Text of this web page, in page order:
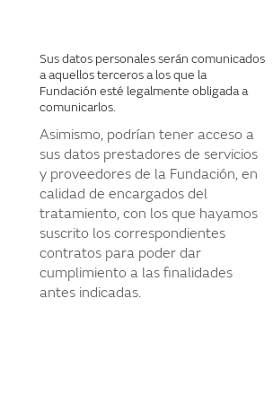
Sus datos personales serán comunicados
a aquellos terceros a los que la
Fundación esté legalmente obligada a
comunicarlos.
Asimismo, podrían tener acceso a
sus datos prestadores de servicios
y proveedores de la Fundación, en
calidad de encargados del
tratamiento, con los que hayamos
suscrito los correspondientes
contratos para poder dar
cumplimiento a las finalidades
antes indicadas.